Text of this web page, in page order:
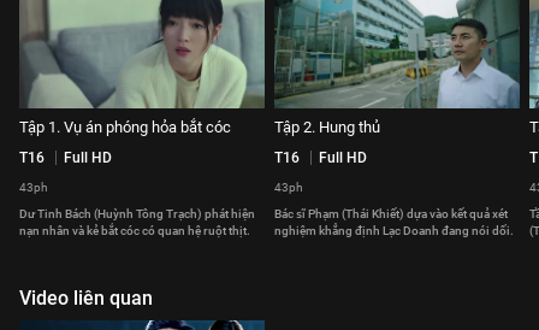
Tập 1. Vụ án phóng hỏa bắt cóc
T16 Full HD
43ph
Dư Tinh Bách (Huỳnh Tông Trạch) phát hiện
nạn nhân và kẻ bắt cóc có quan hệ ruột thịt.
Tập 2. Hung thủ
T16 Full HD
43ph
Bác sĩ Phạm (Thái Khiết) dựa vào kết quả xét
nghiệm khẳng định Lạc Doanh đang nói dối.
Video liên quan